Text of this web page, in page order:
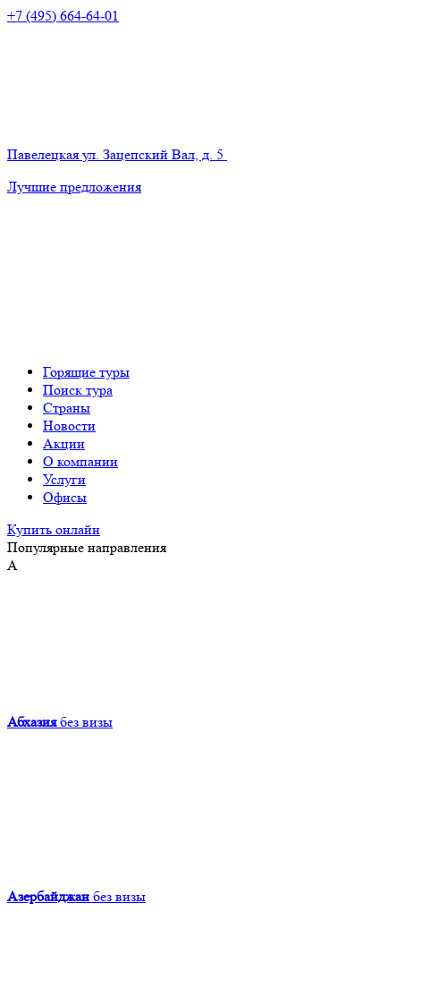
+7 (495) 664-64-01
Павелецкая ул. Зацепский Вал, д. 5
Лучшие предложения
Горящие туры
Поиск тура
Страны
Новости
Акции
О компании
Услуги
Офисы
Купить онлайн
Популярные направления
А
Абхазия без визы
Азербайджан без визы